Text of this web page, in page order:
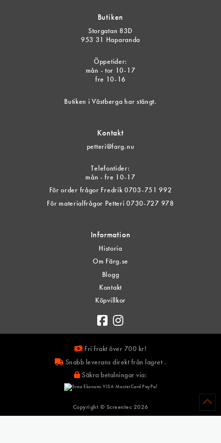
Butiken
Storgatan 83D
953 31 Haparanda
Öppetider:
mån - tor 10-17
fre 10-16
Butiken i Västberga har stängt.
Kontakt
petteri@farg.nu
Telefontider:
mån - fre 10-17
För order frågor Fredrik 0703-751 992
För materialfrågor Petteri 0730-727 978
Information
Historia
Om Färg.se
Blogg
Kontakt
Köpvillkor
Fri frakt över 700 kr!
Snabb leverans direkt från lagret .
Säkra betalningar via:
Copyright © Screentec 2026